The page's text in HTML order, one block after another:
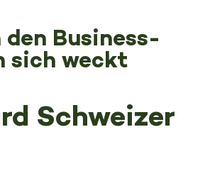
Business-
sich weckt
Schweizer